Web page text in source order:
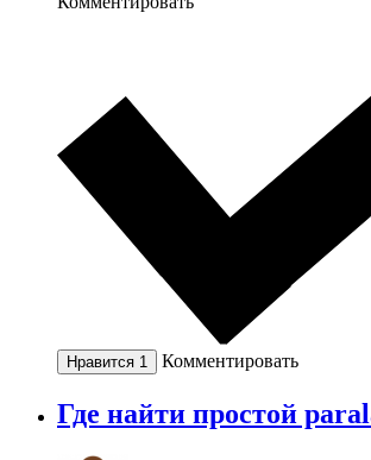
Нравится 1 Комментировать
Где найти простой